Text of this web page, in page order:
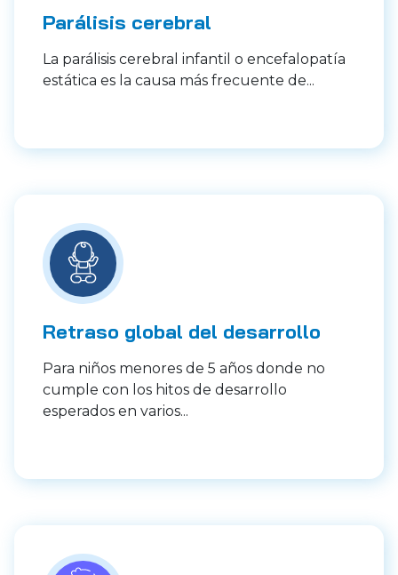
Parálisis cerebral
La parálisis cerebral infantil o encefalopatía
estática es la causa más frecuente de...
Retraso global del desarrollo
Para niños menores de 5 años donde no
cumple con los hitos de desarrollo
esperados en varios...